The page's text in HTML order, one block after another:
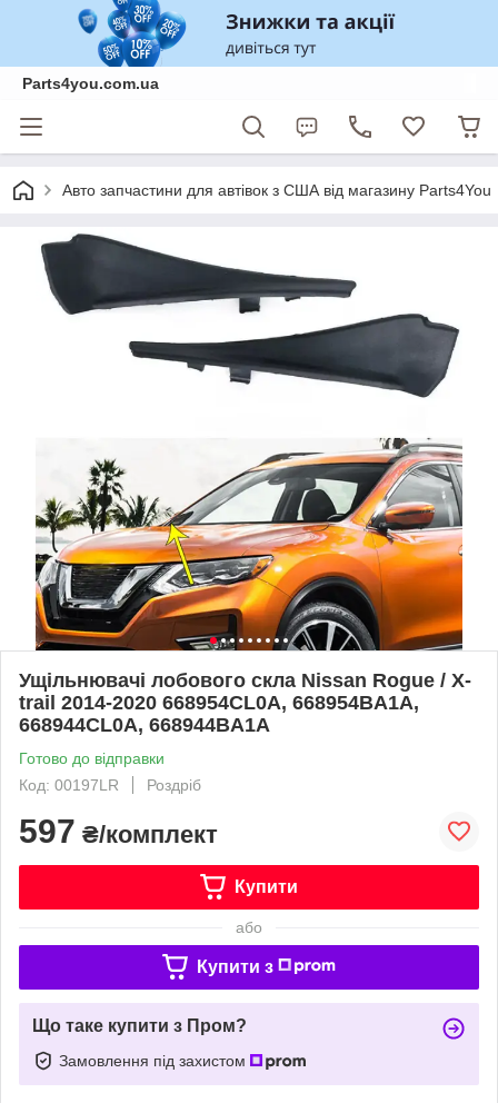
Parts4you.com.ua
Авто запчастини для автівок з США від магазину Parts4You
Ущільнювачі лобового скла Nissan Rogue / X-
trail 2014-2020 668954CL0A, 668954BA1A,
668944CL0A, 668944BA1A
Готово до відправки
Код: 00197LR
Роздріб
597 ₴/комплект
Купити
або
Купити з
Що таке купити з Пром?
Замовлення під захистом